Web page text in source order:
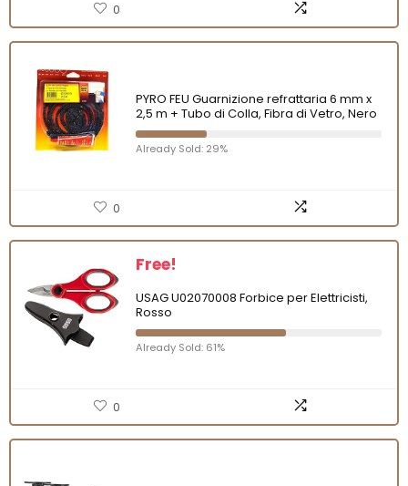
0
PYRO FEU Guarnizione refrattaria 6 mm x
2,5 m + Tubo di Colla, Fibra di Vetro, Nero
Already Sold: 29%
0
Free!
USAG U02070008 Forbice per Elettricisti,
Rosso
Already Sold: 61%
0